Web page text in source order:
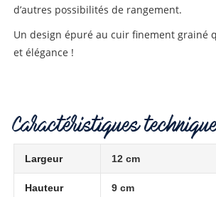
d’autres possibilités de rangement.
Un design épuré au cuir finement grainé
et élégance !
Caractéristiques
Largeur 12 cm
Hauteur 9 cm